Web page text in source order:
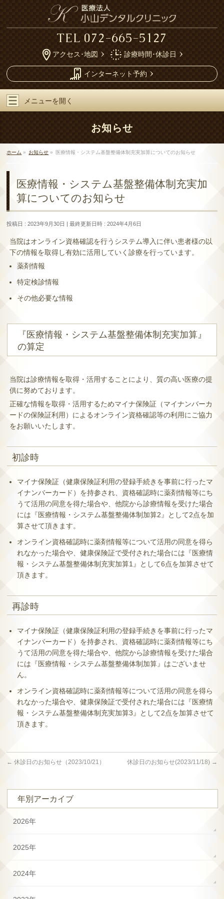
TEL 072-665-5127
アクセス･地図 診療時間･休診日
インターネット予約
メニューを開く
お知らせ
ホーム » お知らせ » 医療情報・システム基盤整備体制充実加算についてのお知らせ
医療情報・システム基盤整備体制充実加
算についてのお知らせ
投稿日 : 2023年9月30日 最終更新日時 : 2024年4月6日
当院はオンライン資格確認を行うシステム導入に伴い患者様の以
下の情報を取得し有効に活用していく診療を行っています。
薬剤情報
特定検診情報
その他必要な情報
『医療情報・システム基盤整備体制充実加算』
の算定
当院は診療情報を取得・活用することにより、質の高い医療の提
供に努めております。
正確な情報を取得・活用するためマイナ保険証（マイナンバーカ
ードの保険証利用）によるオンライン資格確認等の利用にご協力
をお願いいたします。
初診時
マイナ保険証（健康保険証利用の登録手続きを事前に行ったマ
イナンバーカード）を持参され、資格確認時に薬剤情報等にち
うて活用の同意を得た場合や、他院から診療情報を受けた場合
には『医療情報・システム基盤整備体制加算2』として2点を加
算させて頂きます。
オンライン資格確認時に薬剤情報等について活用の同意を得ら
れなかった場合や、健康保険証で受付された場合には『医療情
報・システム基盤整備体制充実加算1』として6点を加算させて
頂きます。
再診時
マイナ保険証（健康保険証利用の登録手続きを事前に行ったマ
イナンバーカード）を持参され、資格確認時に薬剤情報等にち
うて活用の同意を得た場合や、他院から診療情報を受けた場合
には『医療情報・システム基盤整備体制加算』はございませ
ん。
オンライン資格確認時に薬剤情報等について活用の同意を得ら
れなかった場合や、健康保険証で受付された場合には『医療情
報・システム基盤整備体制充実加算3』として2点を加算させて
頂きます。
← 休診日のお知らせ（2023/10/21） 休診日のお知らせ(2023/11/18) →
年別アーカイブ
2026年
2025年
2024年